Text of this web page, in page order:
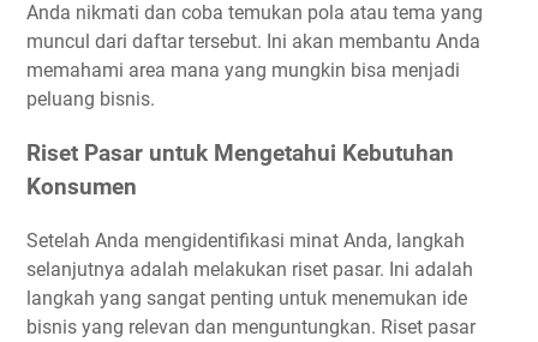
Anda nikmati dan coba temukan pola atau tema yang
muncul dari daftar tersebut. Ini akan membantu Anda
memahami area mana yang mungkin bisa menjadi
peluang bisnis.
Riset Pasar untuk Mengetahui Kebutuhan
Konsumen
Setelah Anda mengidentifikasi minat Anda, langkah
selanjutnya adalah melakukan riset pasar. Ini adalah
langkah yang sangat penting untuk menemukan ide
bisnis yang relevan dan menguntungkan. Riset pasar